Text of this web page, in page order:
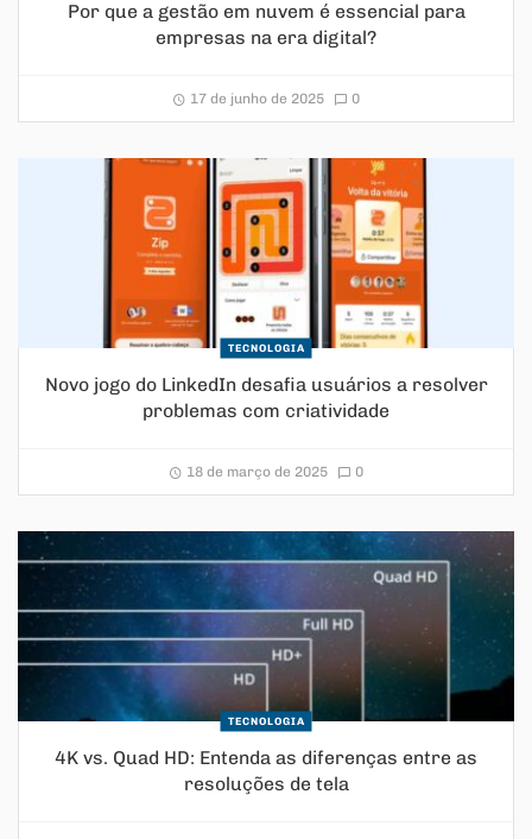
Por que a gestão em nuvem é essencial para
empresas na era digital?
17 de junho de 2025 0
TECNOLOGIA
Novo jogo do LinkedIn desafia usuários a resolver
problemas com criatividade
18 de março de 2025 0
TECNOLOGIA
4K vs. Quad HD: Entenda as diferenças entre as
resoluções de tela